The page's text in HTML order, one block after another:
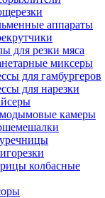
аппараты
для резки мяса
миксеры
для гамбургеров
для нарезки
камеры
колбасные